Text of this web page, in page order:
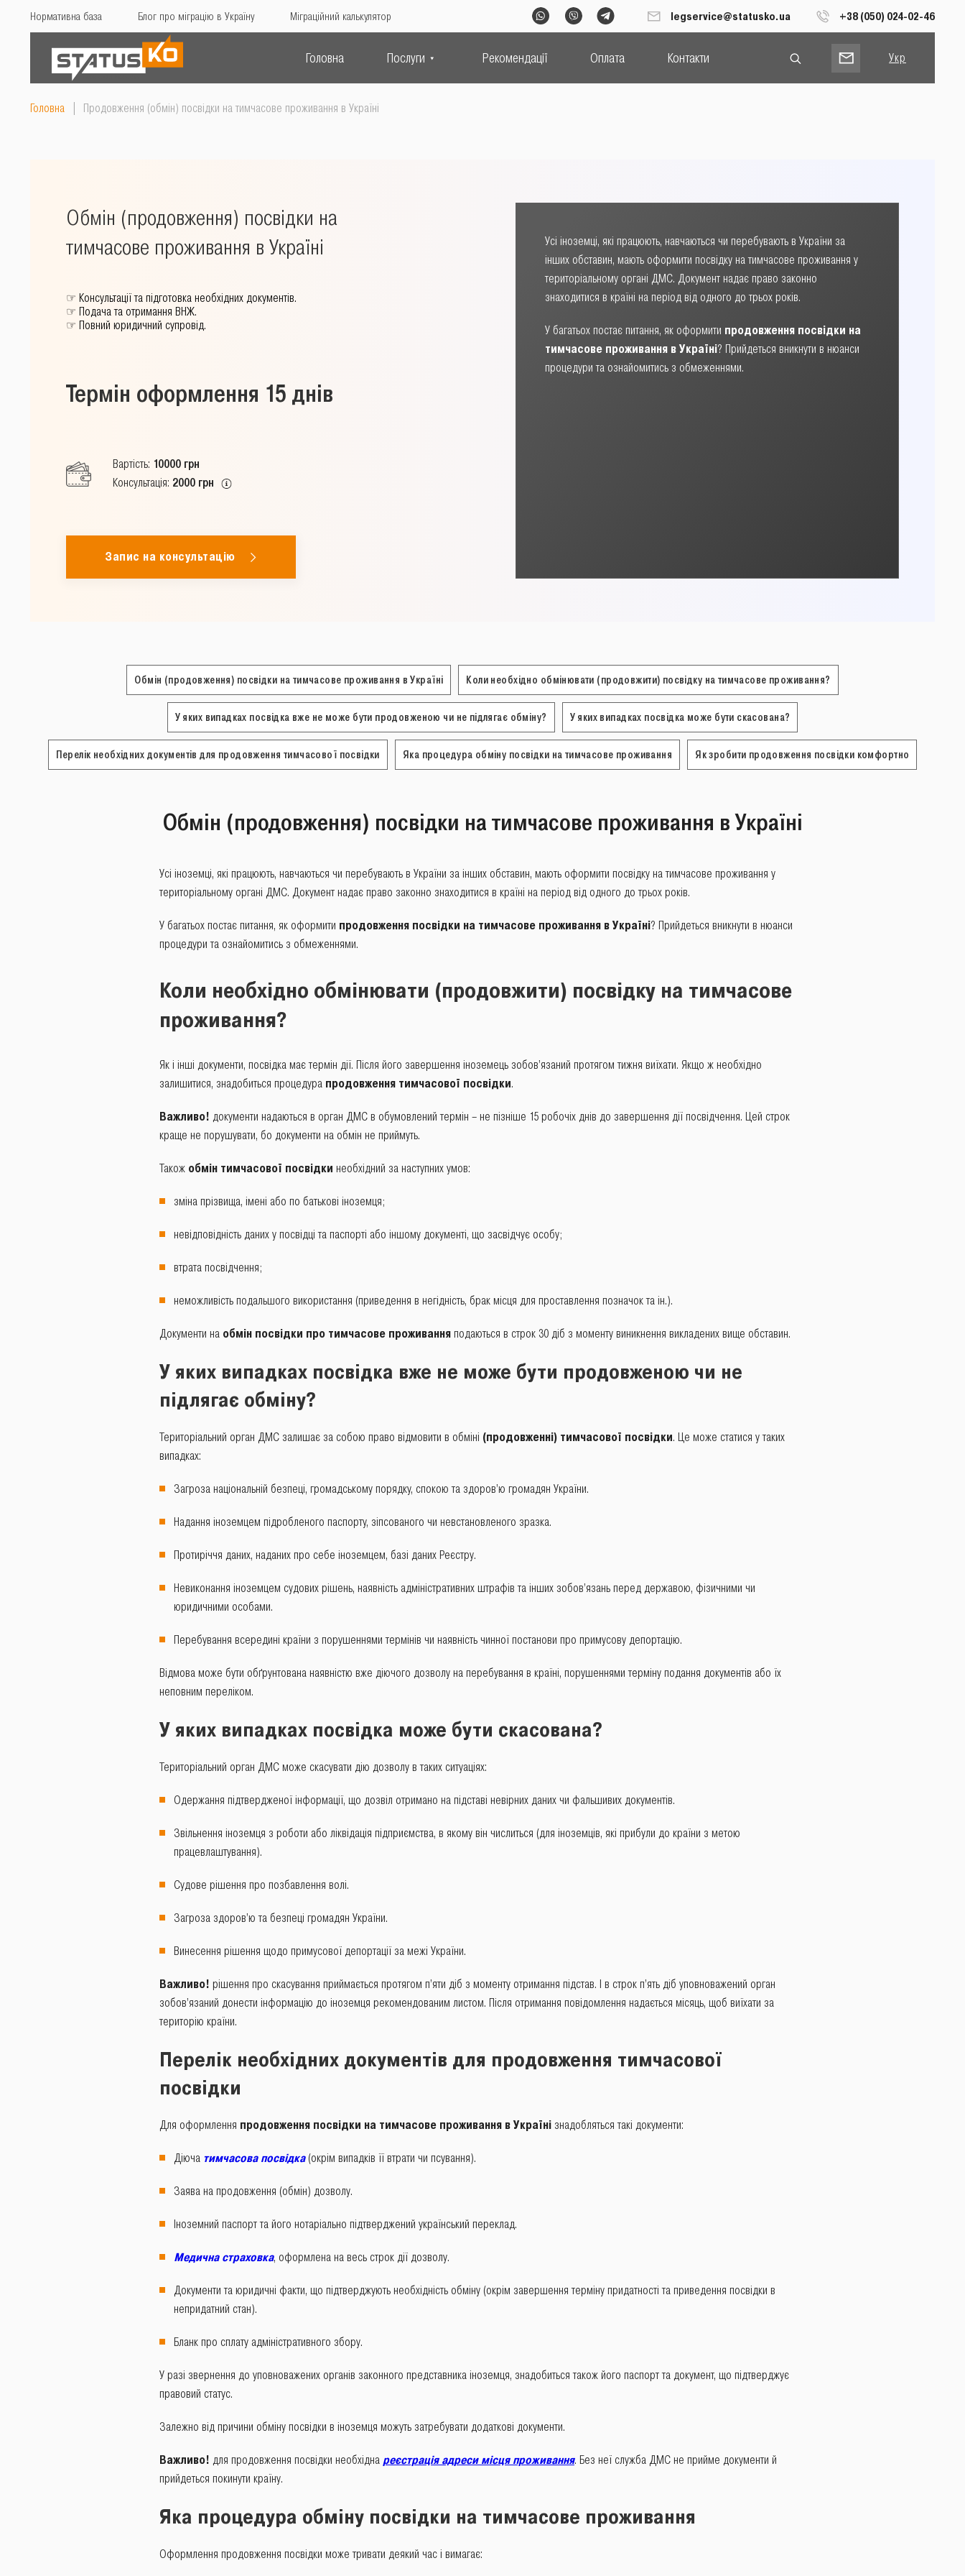
Нормативна база Блог про міграцію в Україну Міграційний калькулятор legservice@statusko.ua +38 (050) 024-02-46
Головна Послуги Рекомендації Оплата Контакти
Укр
Рус
Головна
Продовження (обмін) посвідки на тимчасове проживання в Україні
Обмін (продовження) посвідки на
тимчасове проживання в Україні
☞ Консультації та підготовка необхідних документів.
☞ Подача та отримання ВНЖ.
☞ Повний юридичний супровід.
Термін оформлення 15 днів
Вартість: 10000 грн
Консультація: 2000 грн
Запис на консультацію
Усі іноземці, які працюють, навчаються чи перебувають в України за
інших обставин, мають оформити посвідку на тимчасове проживання у
територіальному органі ДМС. Документ надає право законно
знаходитися в країні на період від одного до трьох років.
У багатьох постає питання, як оформити продовження посвідки на
тимчасове проживання в Україні? Прийдеться вникнути в нюанси
процедури та ознайомитись з обмеженнями.
Обмін (продовження) посвідки на тимчасове проживання в Україні Коли необхідно обмінювати (продовжити) посвідку на тимчасове проживання?
У яких випадках посвідка вже не може бути продовженою чи не підлягає обміну? У яких випадках посвідка може бути скасована?
Перелік необхідних документів для продовження тимчасової посвідки Яка процедура обміну посвідки на тимчасове проживання Як зробити продовження посвідки комфортно
Обмін (продовження) посвідки на тимчасове проживання в Україні
Усі іноземці, які працюють, навчаються чи перебувають в України за інших обставин, мають оформити посвідку на тимчасове проживання у
територіальному органі ДМС. Документ надає право законно знаходитися в країні на період від одного до трьох років.
У багатьох постає питання, як оформити продовження посвідки на тимчасове проживання в Україні? Прийдеться вникнути в нюанси
процедури та ознайомитись з обмеженнями.
Коли необхідно обмінювати (продовжити) посвідку на тимчасове
проживання?
Як і інші документи, посвідка має термін дії. Після його завершення іноземець зобов’язаний протягом тижня виїхати. Якщо ж необхідно
залишитися, знадобиться процедура продовження тимчасової посвідки.
Важливо! документи надаються в орган ДМС в обумовлений термін – не пізніше 15 робочіх днів до завершення дії посвідчення. Цей строк
краще не порушувати, бо документи на обмін не приймуть.
Також обмін тимчасової посвідки необхідний за наступних умов:
зміна прізвища, імені або по батькові іноземця;
невідповідність даних у посвідці та паспорті або іншому документі, що засвідчує особу;
втрата посвідчення;
неможливість подальшого використання (приведення в негідність, брак місця для проставлення позначок та ін.).
Документи на обмін посвідки про тимчасове проживання подаються в строк 30 діб з моменту виникнення викладених вище обставин.
У яких випадках посвідка вже не може бути продовженою чи не
підлягає обміну?
Територіальний орган ДМС залишає за собою право відмовити в обміні (продовженні) тимчасової посвідки. Це може статися у таких
випадках:
Загроза національній безпеці, громадському порядку, спокою та здоров’ю громадян України.
Надання іноземцем підробленого паспорту, зіпсованого чи невстановленого зразка.
Протиріччя даних, наданих про себе іноземцем, базі даних Реєстру.
Невиконання іноземцем судових рішень, наявність адміністративних штрафів та інших зобов’язань перед державою, фізичними чи
юридичними особами.
Перебування всередині країни з порушеннями термінів чи наявність чинної постанови про примусову депортацію.
Відмова може бути обґрунтована наявністю вже діючого дозволу на перебування в країні, порушеннями терміну подання документів або їх
неповним переліком.
У яких випадках посвідка може бути скасована?
Територіальний орган ДМС може скасувати дію дозволу в таких ситуаціях:
Одержання підтвердженої інформації, що дозвіл отримано на підставі невірних даних чи фальшивих документів.
Звільнення іноземця з роботи або ліквідація підприємства, в якому він числиться (для іноземців, які прибули до країни з метою
працевлаштування).
Судове рішення про позбавлення волі.
Загроза здоров’ю та безпеці громадян України.
Винесення рішення щодо примусової депортації за межі України.
Важливо! рішення про скасування приймається протягом п’яти діб з моменту отримання підстав. І в строк п’ять діб уповноважений орган
зобов’язаний донести інформацію до іноземця рекомендованим листом. Після отримання повідомлення надається місяць, щоб виїхати за
територію країни.
Перелік необхідних документів для продовження тимчасової
посвідки
Для оформлення продовження посвідки на тимчасове проживання в Україні знадобляться такі документи:
Діюча тимчасова посвідка(окрім випадків її втрати чи псування).
Заява на продовження (обмін) дозволу.
Іноземний паспорт та його нотаріально підтверджений український переклад.
Медична страховка, оформлена на весь строк дії дозволу.
Документи та юридичні факти, що підтверджують необхідність обміну (окрім завершення терміну придатності та приведення посвідки в
непридатний стан).
Бланк про сплату адміністративного збору.
У разі звернення до уповноважених органів законного представника іноземця, знадобиться також його паспорт та документ, що підтверджує
правовий статус.
Залежно від причини обміну посвідки в іноземця можуть затребувати додаткові документи.
Важливо! для продовження посвідки необхідна реєстрація адреси місця проживання. Без неї служба ДМС не прийме документи й
прийдеться покинути країну.
Яка процедура обміну посвідки на тимчасове проживання
Оформлення продовження посвідки може тривати деякий час і вимагає: